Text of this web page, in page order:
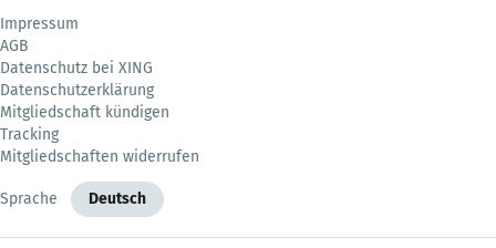
Impressum
AGB
Datenschutz bei XING
Datenschutzerklärung
Mitgliedschaft kündigen
Tracking
Mitgliedschaften widerrufen
Sprache Deutsch